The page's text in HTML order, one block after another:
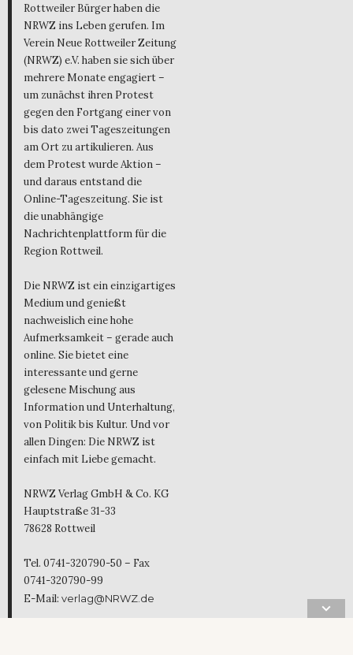
Rottweiler Bürger haben die
NRWZ ins Leben gerufen. Im
Verein Neue Rottweiler Zeitung
(NRWZ) e.V. haben sie sich über
mehrere Monate engagiert –
um zunächst ihren Protest
gegen den Fortgang einer von
bis dato zwei Tageszeitungen
am Ort zu artikulieren. Aus
dem Protest wurde Aktion –
und daraus entstand die
Online-Tageszeitung. Sie ist
die unabhängige
Nachrichtenplattform für die
Region Rottweil.
Die NRWZ ist ein einzigartiges
Medium und genießt
nachweislich eine hohe
Aufmerksamkeit – gerade auch
online. Sie bietet eine
interessante und gerne
gelesene Mischung aus
Information und Unterhaltung,
von Politik bis Kultur. Und vor
allen Dingen: Die NRWZ ist
einfach mit Liebe gemacht.
NRWZ Verlag GmbH & Co. KG
Hauptstraße 31-33
78628 Rottweil
Tel. 0741-320790-50 – Fax
0741-320790-99
E-Mail: verlag@NRWZ.de